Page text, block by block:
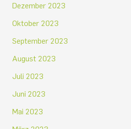
Dezember 2023
Oktober 2023
September 2023
August 2023
Juli 2023
Juni 2023
Mai 2023